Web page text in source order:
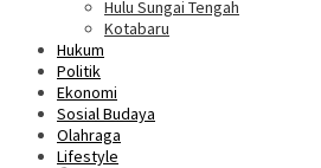
Hulu Sungai Tengah
Kotabaru
Hukum
Politik
Ekonomi
Sosial Budaya
Olahraga
Lifestyle